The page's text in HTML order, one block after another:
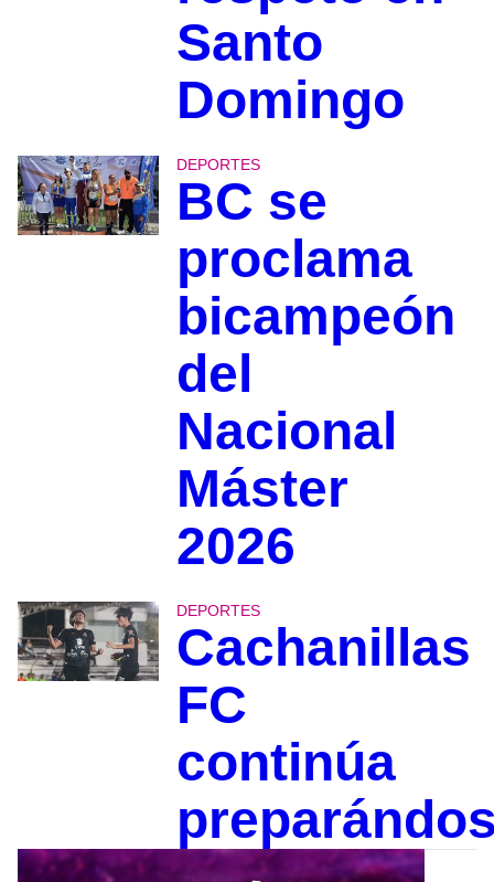
Santo
Domingo
DEPORTES
BC se
proclama
bicampeón
del
Nacional
Máster
2026
DEPORTES
Cachanillas
FC
continúa